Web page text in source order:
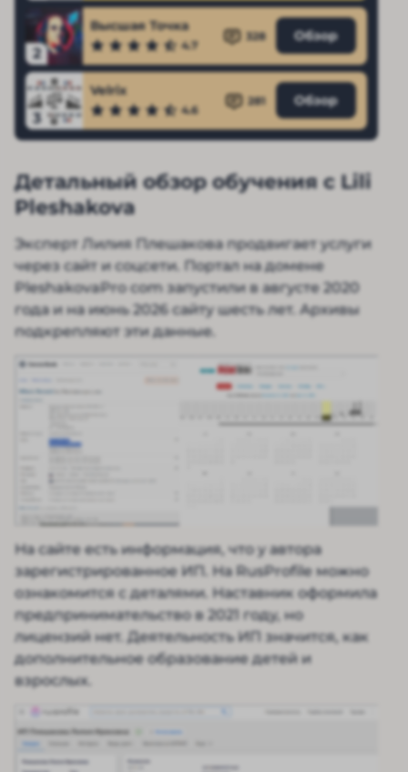
2
Высшая Точка
4.7
328 Обзор
3
Velrix
4.6
281 Обзор
Детальный обзор обучения с Lili
Pleshakova
Эксперт Лилия Плешакова продвигает услуги
через сайт и соцсети. Портал на домене
PleshakovaPro com запустили в августе 2020
года и на июнь 2026 сайту шесть лет. Архивы
подкрепляют эти данные.
На сайте есть информация, что у автора
зарегистрированное ИП. На RusProfile можно
ознакомится с деталями. Наставник оформила
предпринимательство в 2021 году, но
лицензий нет. Деятельность ИП значится, как
дополнительное образование детей и
взрослых.